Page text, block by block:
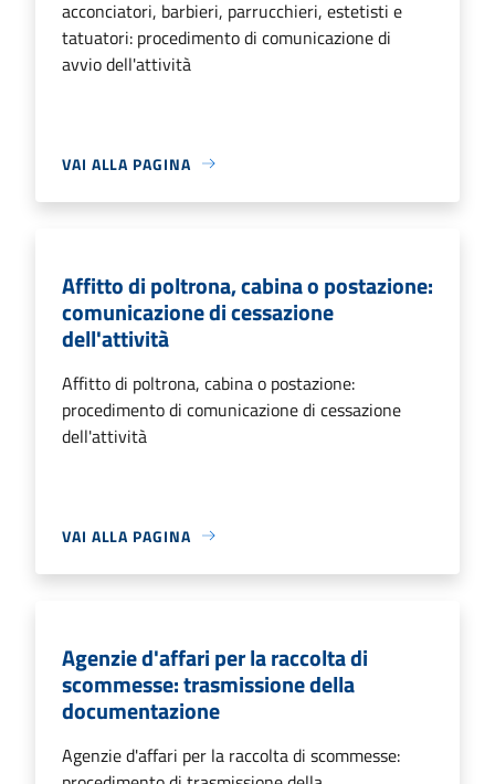
acconciatori, barbieri, parrucchieri, estetisti e
tatuatori: procedimento di comunicazione di
avvio dell'attività
VAI ALLA PAGINA
Affitto di poltrona, cabina o postazione:
comunicazione di cessazione
dell'attività
Affitto di poltrona, cabina o postazione:
procedimento di comunicazione di cessazione
dell'attività
VAI ALLA PAGINA
Agenzie d'affari per la raccolta di
scommesse: trasmissione della
documentazione
Agenzie d'affari per la raccolta di scommesse: